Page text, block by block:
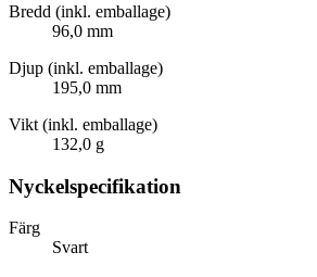
Bredd (inkl. emballage)
96,0 mm
Djup (inkl. emballage)
195,0 mm
Vikt (inkl. emballage)
132,0 g
Nyckelspecifikation
Färg
Svart